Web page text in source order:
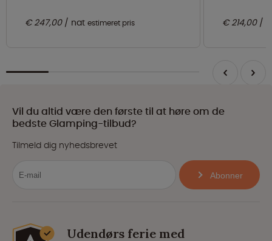
€ 247,00 nat estimeret pris € 214,00
Vil du altid være den første til at høre om de
bedste Glamping-tilbud?
Tilmeld dig nyhedsbrevet
Abonner
Udendørs ferie med